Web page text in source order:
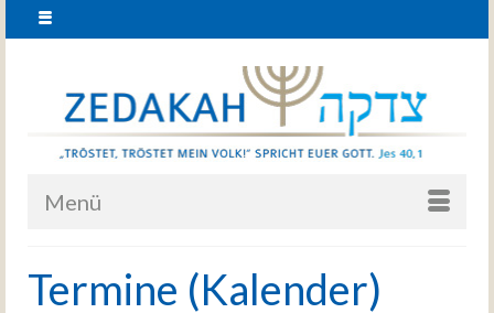
Menü
Termine (Kalender)